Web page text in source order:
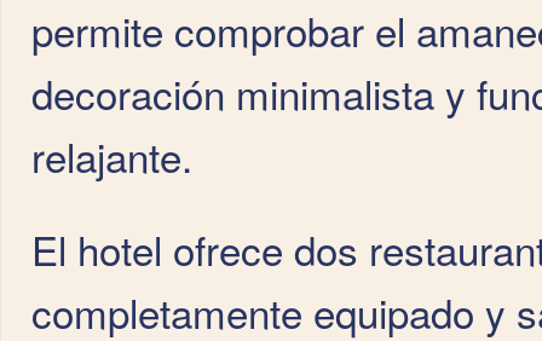
permite comprobar el
decoración minimalista y
relajante.
El hotel ofrece dos
completamente equipado y